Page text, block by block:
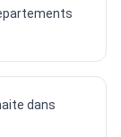
dans